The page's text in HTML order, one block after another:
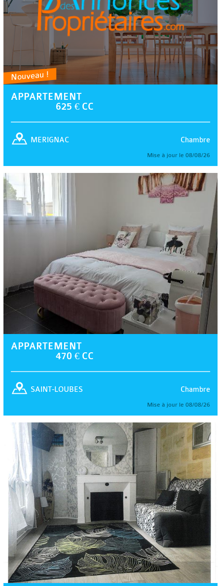
Nouveau !
APPARTEMENT
625 € CC
Chambre
MERIGNAC
Mise à jour le 08/08/26
APPARTEMENT
470 € CC
Chambre
SAINT-LOUBES
Mise à jour le 08/08/26